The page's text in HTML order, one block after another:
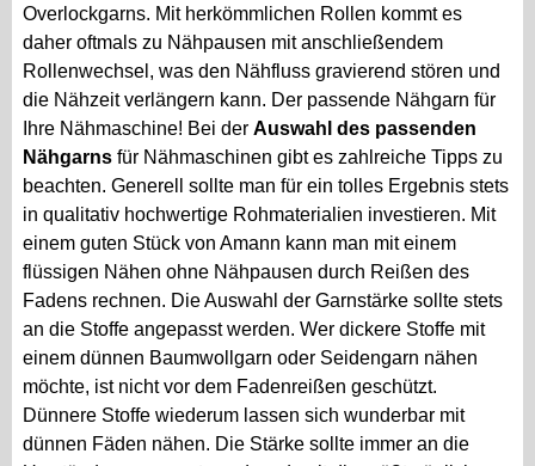
Overlockgarns. Mit herkömmlichen Rollen kommt es
daher oftmals zu Nähpausen mit anschließendem
Rollenwechsel, was den Nähfluss gravierend stören und
die Nähzeit verlängern kann. Der passende Nähgarn für
Ihre Nähmaschine! Bei der Auswahl des passenden
Nähgarnsfür Nähmaschinen gibt es zahlreiche Tipps zu
beachten. Generell sollte man für ein tolles Ergebnis stets
in qualitativ hochwertige Rohmaterialien investieren. Mit
einem guten Stück von Amann kann man mit einem
flüssigen Nähen ohne Nähpausen durch Reißen des
Fadens rechnen. Die Auswahl der Garnstärke sollte stets
an die Stoffe angepasst werden. Wer dickere Stoffe mit
einem dünnen Baumwollgarn oder Seidengarn nähen
möchte, ist nicht vor dem Fadenreißen geschützt.
Dünnere Stoffe wiederum lassen sich wunderbar mit
dünnen Fäden nähen. Die Stärke sollte immer an die